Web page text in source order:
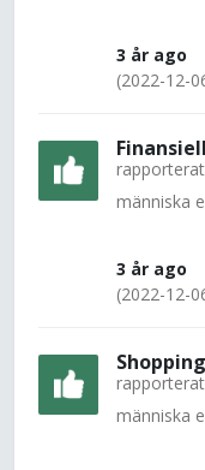
3 år ago
(2022-12-
människa
3 år ago
(2022-12-
människa